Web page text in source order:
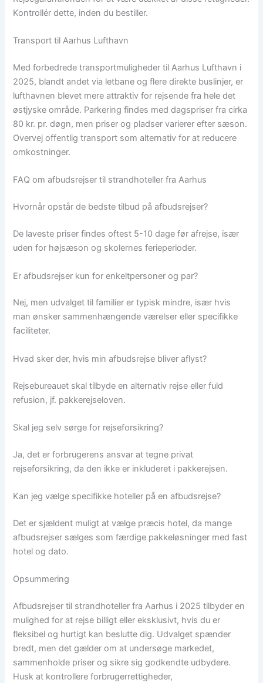
Kontrollér dette, inden du bestiller.
Transport til Aarhus Lufthavn
Med forbedrede transportmuligheder til Aarhus Lufthavn i
2025, blandt andet via letbane og flere direkte buslinjer, er
lufthavnen blevet mere attraktiv for rejsende fra hele det
østjyske område. Parkering findes med dagspriser fra cirka
80 kr. pr. døgn, men priser og pladser varierer efter sæson.
Overvej offentlig transport som alternativ for at reducere
omkostninger.
FAQ om afbudsrejser til strandhoteller fra Aarhus
Hvornår opstår de bedste tilbud på afbudsrejser?
De laveste priser findes oftest 5-10 dage før afrejse, især
uden for højsæson og skolernes ferieperioder.
Er afbudsrejser kun for enkeltpersoner og par?
Nej, men udvalget til familier er typisk mindre, især hvis
man ønsker sammenhængende værelser eller specifikke
faciliteter.
Hvad sker der, hvis min afbudsrejse bliver aflyst?
Rejsebureauet skal tilbyde en alternativ rejse eller fuld
refusion, jf. pakkerejseloven.
Skal jeg selv sørge for rejseforsikring?
Ja, det er forbrugerens ansvar at tegne privat
rejseforsikring, da den ikke er inkluderet i pakkerejsen.
Kan jeg vælge specifikke hoteller på en afbudsrejse?
Det er sjældent muligt at vælge præcis hotel, da mange
afbudsrejser sælges som færdige pakkeløsninger med fast
hotel og dato.
Opsummering
Afbudsrejser til strandhoteller fra Aarhus i 2025 tilbyder en
mulighed for at rejse billigt eller eksklusivt, hvis du er
fleksibel og hurtigt kan beslutte dig. Udvalget spænder
bredt, men det gælder om at undersøge markedet,
sammenholde priser og sikre sig godkendte udbydere.
Husk at kontrollere forbrugerrettigheder,